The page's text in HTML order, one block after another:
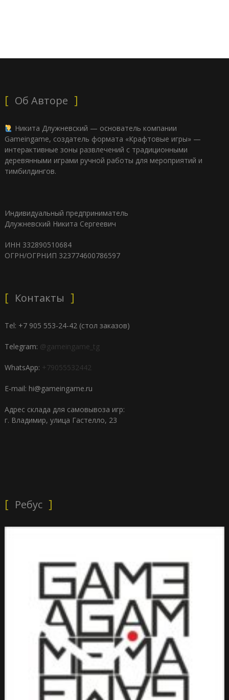
Об Авторе
Никита Длужневский — основатель компании
Gameingame, создатель формата «Крафтовые игры» —
интерактивные зоны развлечений с традиционными
деревянными играми ручной работы для мероприятий и
тимбилдингов.
Индивидуальный предприниматель
Длужневский Никита Сергеевич
ИНН 332890510684
ОГРН/ОГРНИП 323774600786597
Контакты
Tel: +7 905 553-24-42 (стол заказов)
Telegram: @gameingame_tg
WhatsApp: +79055532442
E-mail: hi@gameingame.ru
Адрес склада для самовывоза игр:
г. Владимир, улица Гастелло, 23
Ребус